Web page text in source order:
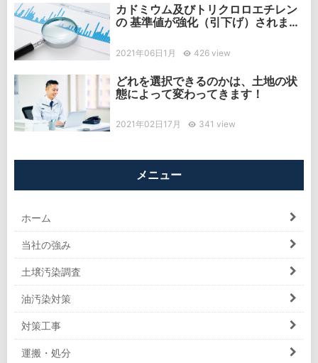
カドミウム及びトリクロロエチレン
の 基準値が強化（引下げ）されまし
2021年06日1月 426 view
どれを選択できるのかは、土地の状
態によって変わってきます！
2021年02日17月 341 view
メニュー
ホーム
当社の強み
土壌汚染調査
油汚染対策
対策工事
運搬・処分